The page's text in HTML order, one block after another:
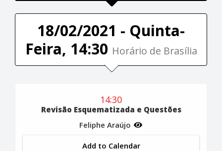
18/02/2021 - Quinta-
Feira, 14:30 Horário de Brasília
14:30
Revisão Esquematizada e Questões
Feliphe Araújo
Add to Calendar